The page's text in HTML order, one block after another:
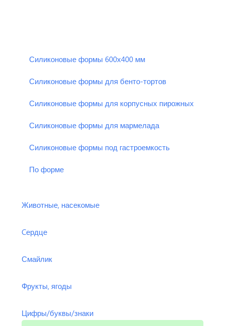
Силиконовые формы 600х400 мм
Силиконовые формы для бенто-тортов
Силиконовые формы для корпусных пирожных
Силиконовые формы для мармелада
Силиконовые формы под гастроемкость
По форме
Животные, насекомые
Cердце
Смайлик
Фрукты, ягоды
Цифры/буквы/знаки